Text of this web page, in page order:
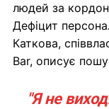
людей за
Дефіцит
Каткова,
Bar, описує
"Я не